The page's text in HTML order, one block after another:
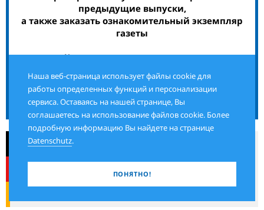
предыдущие выпуски,
а также заказать ознакомительный экземпляр
газеты
в печатном или электронном виде
Наша веб-страница использует файлы cookie для
работы определенных функций и персонализации
сервиса. Оставаясь на нашей странице, Вы
соглашаетесь на использование файлов cookie. Более
подробную информацию Вы найдете на странице
Datenschutz.
ПОНЯТНО!